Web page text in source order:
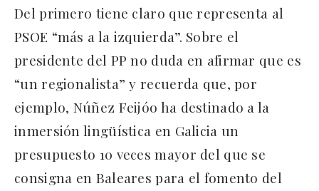
Del primero tiene claro que representa al
PSOE “más a la izquierda”. Sobre el
presidente del PP no duda en afirmar que es
“un regionalista” y recuerda que, por
ejemplo, Núñez Feijóo ha destinado a la
inmersión lingüística en Galicia un
presupuesto 10 veces mayor del que se
consigna en Baleares para el fomento del